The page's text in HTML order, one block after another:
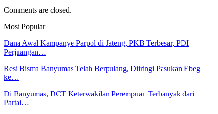
Comments are closed.
Most Popular
Dana Awal Kampanye Parpol di Jateng, PKB Terbesar, PDI
Perjuangan…
Resi Bisma Banyumas Telah Berpulang, Diiringi Pasukan Ebeg
ke…
Di Banyumas, DCT Keterwakilan Perempuan Terbanyak dari
Partai…